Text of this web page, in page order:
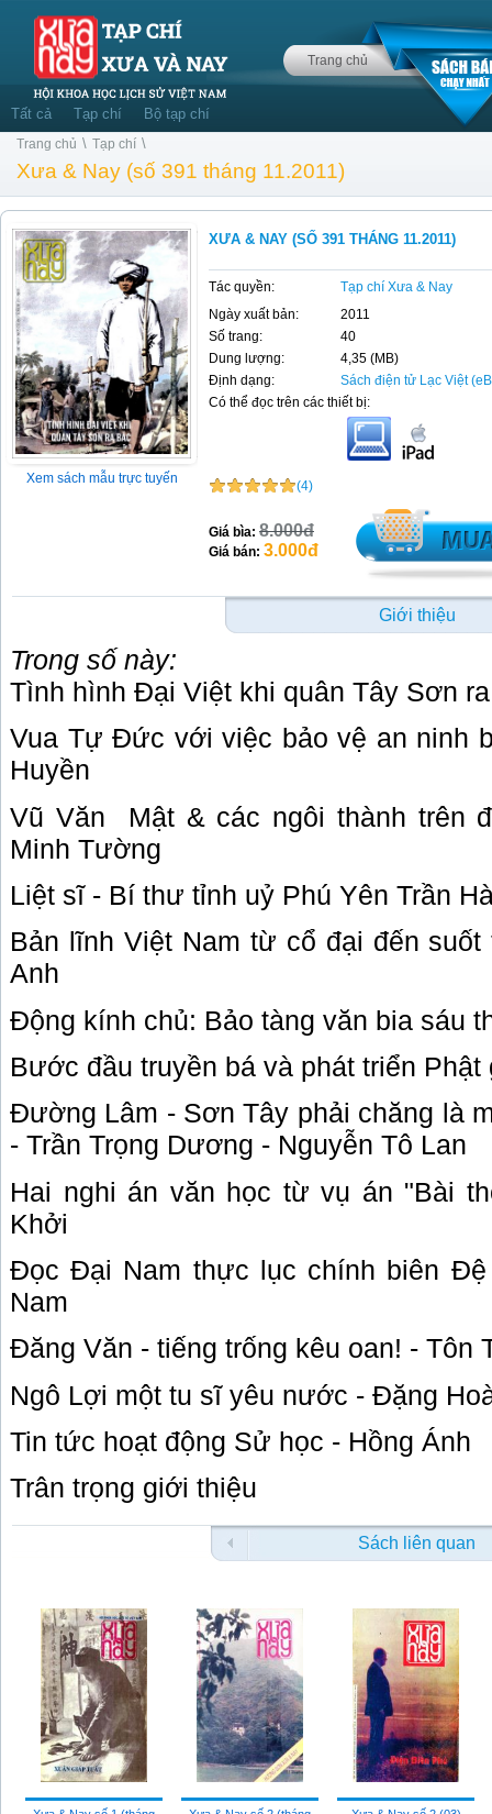
Trang chủ
Tất cả Tạp chí Bộ tạp chí
Trang chủ \ Tạp chí \
Xưa & Nay (số 391 tháng 11.2011)
Xem sách mẫu trực tuyến
XƯA & NAY (SỐ 391 THÁNG 11.2011)
Tác quyền:
Tạp chí Xưa & Nay
Ngày xuất bản:
2011
Số trang:
40
Dung lượng:
4,35 (MB)
Định dạng:
Sách điện tử Lạc Việt
Có thể đọc trên các thiết bị:
(4)
Giá bìa: 8.000đ
Giá bán: 3.000đ
Giới thiệu
Trong số này:
Tình hình Đại Việt khi quân Tây Sơn
Vua Tự Đức với việc bảo vệ an ninh
Huyền
Vũ Văn
Mật & các ngôi thành trên
Minh Tường
Liệt sĩ - Bí thư tỉnh uỷ Phú Yên Trần
Bản lĩnh Việt Nam từ cổ đại đến
Anh
Động kính chủ: Bảo tàng văn bia sáu
Bước đầu truyền bá và phát triển Phật
Đường Lâm - Sơn Tây phải chăng là
- Trần Trọng Dương - Nguyễn Tô Lan
Hai nghi án văn học từ vụ án "Bài
Khởi
Đọc Đại Nam thực lục chính biên
Nam
Đăng Văn - tiếng trống kêu oan! - Tôn
Ngô Lợi một tu sĩ yêu nước - Đặng
Tin tức hoạt động Sử học - Hồng Ánh
Trân trọng giới thiệu
Sách liên quan